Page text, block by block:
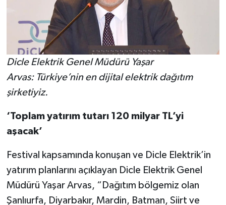
Dicle Elektrik Genel Müdürü Yaşar
Arvas: Türkiye’nin en dijital elektrik dağıtım
şirketiyiz.
‘Toplam yatırım tutarı 120 milyar TL’yi
aşacak’
Festival kapsamında konuşan ve Dicle Elektrik’in
yatırım planlarını açıklayan Dicle Elektrik Genel
Müdürü Yaşar Arvas, “Dağıtım bölgemiz olan
Şanlıurfa, Diyarbakır, Mardin, Batman, Siirt ve